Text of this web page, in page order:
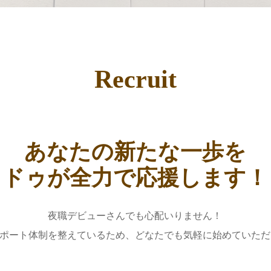
Recruit
あなたの新たな一歩を
ドゥが全力で応援します！
夜職デビューさんでも心配いりません！
ート体制を整えているため、
どなたでも気軽に始めていた